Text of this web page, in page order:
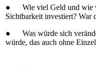
● Wie viel Geld und wie
Sichtbarkeit investiert? War
● Was würde sich
würde, das auch ohne